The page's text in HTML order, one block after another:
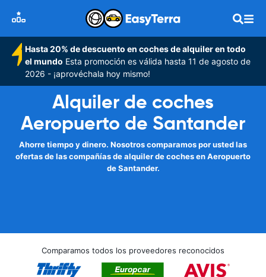
Hasta 20% de descuento en coches de alquiler en todo
el mundo Esta promoción es válida hasta 11 de agosto de
2026 - ¡aprovéchala hoy mismo!
Alquiler de coches
Aeropuerto de Santander
Ahorre tiempo y dinero. Nosotros comparamos por usted las
ofertas de las compañías de alquiler de coches en Aeropuerto
de Santander.
Comparamos todos los proveedores reconocidos